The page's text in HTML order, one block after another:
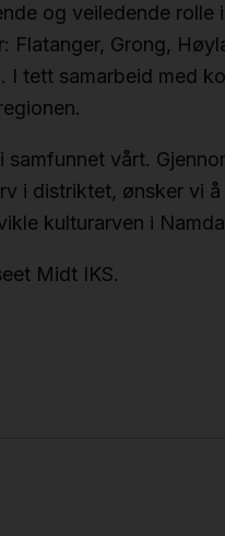
og veiledende rolle
Flatanger, Grong,
I tett samarbeid med
vårt.
i distriktet, ønsker vi
kulturarven i
Midt IKS.